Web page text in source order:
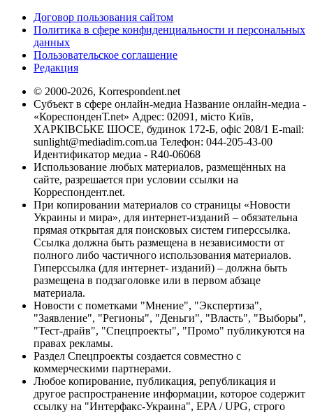
Договор пользования сайтом
Политика в сфере конфиденциальности и персональных
данных
Пользовательское соглашение
Редакция
© 2000-2026, Korrespondent.net
Субъект в сфере онлайн-медиа Название онлайн-медиа -
«КореспонденТ.net» Адрес: 02091, місто Київ,
ХАРКІВСЬКЕ ШОСЕ, будинок 172-Б, офіс 208/1 E-mail:
sunlight@mediadim.com.ua Телефон: 044-205-43-00
Идентификатор медиа - R40-06068
Использование любых материалов, размещённых на
сайте, разрешается при условии ссылки на
Корреспондент.net.
При копировании материалов со страницы «Новости
Украины и мира», для интернет-изданий – обязательна
прямая открытая для поисковых систем гиперссылка.
Ссылка должна быть размещена в независимости от
полного либо частичного использования материалов.
Гиперссылка (для интернет- изданий) – должна быть
размещена в подзаголовке или в первом абзаце
материала.
Новости с пометками "Мнение", "Экспертиза",
"Заявление", "Регионы", "Деньги", "Власть", "Выборы",
"Тест-драйв", "Спецпроекты", "Промо" публикуются на
правах рекламы.
Раздел Спецпроекты создается совместно с
коммерческими партнерами.
Любое копирование, публикация, републикация и
другое распространение информации, которое содержит
ссылку на "Интерфакс-Украина", EPA / UPG, строго